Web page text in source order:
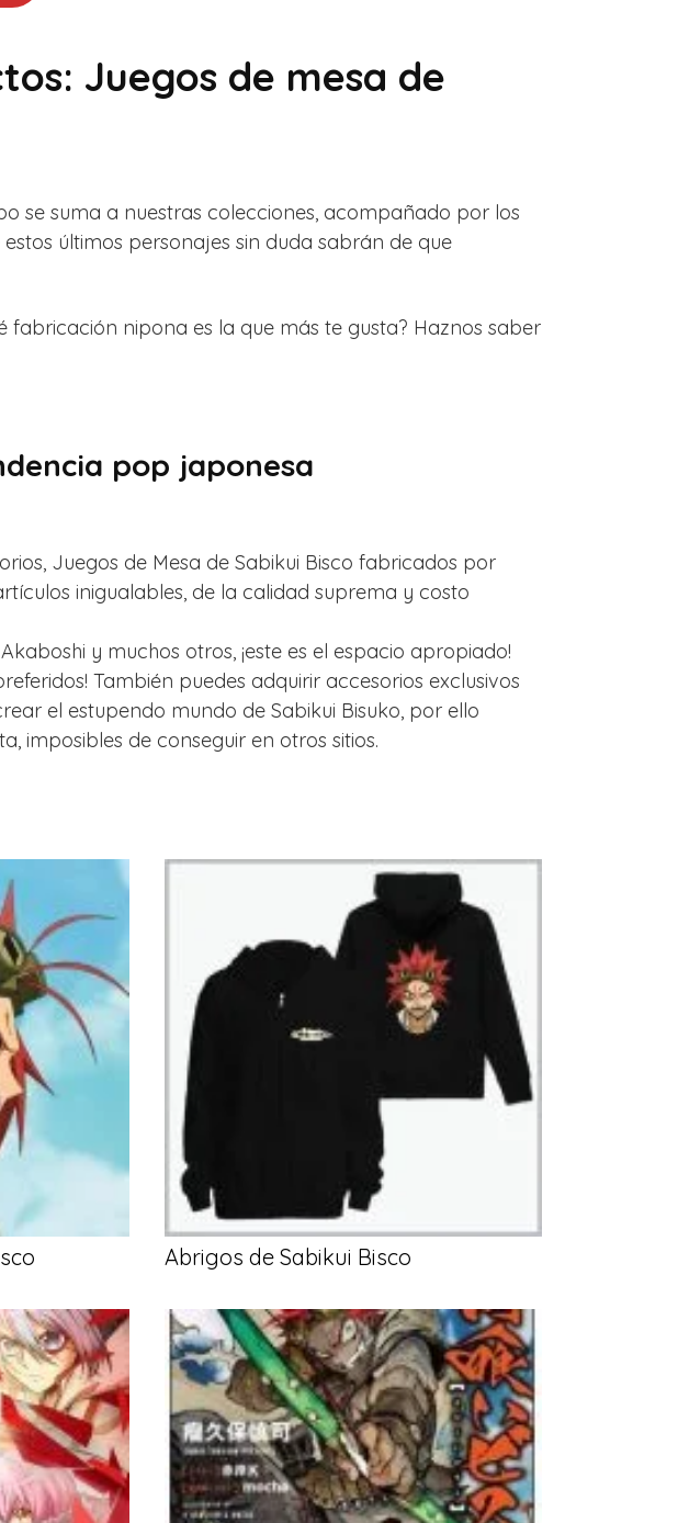
Juegos de mesa de
se suma a nuestras colecciones, acompañado por los
últimos personajes sin duda sabrán de que
fabricación nipona es la que más te gusta? Haznos saber
pop japonesa
Juegos de Mesa de Sabikui Bisco fabricados por
inigualables, de la calidad suprema y costo
y muchos otros, ¡este es el espacio apropiado!
También puedes adquirir accesorios exclusivos
el estupendo mundo de Sabikui Bisuko, por ello
imposibles de conseguir en otros sitios.
Abrigos de Sabikui Bisco